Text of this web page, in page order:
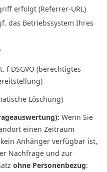
erfolgt (Referrer-URL)
das Betriebssystem Ihres
f DSGVO (berechtigtes
Löschung)
Wenn Sie
einen Zeitraum
Anhänger verfügbar ist,
Nachfrage und zur
ohne Personenbezug: